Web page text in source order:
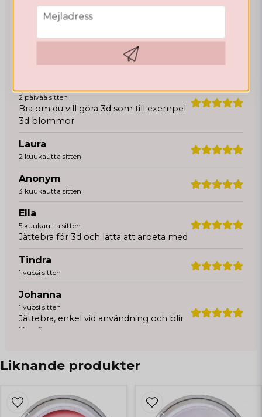
2 päivää sitten
Bra om du vill göra 3d som till exempel
3d blommor
Laura
2 kuukautta sitten
Anonym
3 kuukautta sitten
Ella
5 kuukautta sitten
Jättebra för 3d och lätta att arbeta med
Tindra
1 vuosi sitten
Johanna
1 vuosi sitten
Jättebra, enkel vid användning och blir
jättefint
1 vuosi sitten
1 vuosi sitten
Liknande produkter
email
Mejladress